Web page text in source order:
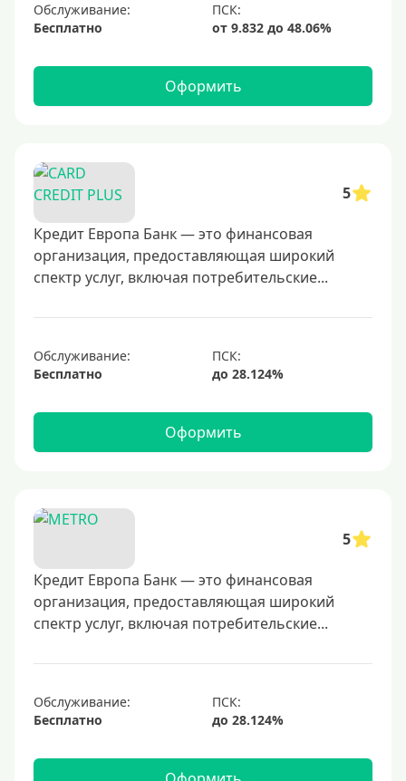
Обслуживание:
Бесплатно
Оформить
5
Кредит Европа Банк — это финансовая
организация, предоставляющая широкий
спектр услуг, включая потребительские...
Обслуживание:
Бесплатно
Оформить
5
Кредит Европа Банк — это финансовая
организация, предоставляющая широкий
спектр услуг, включая потребительские...
Обслуживание:
Бесплатно